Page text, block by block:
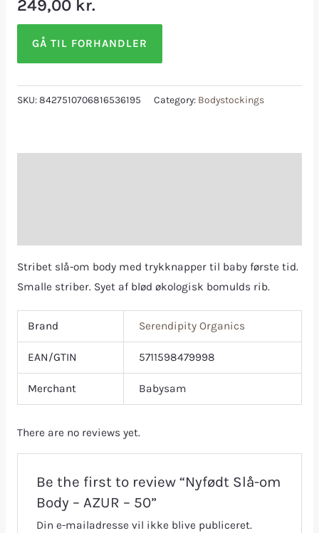
249,00 kr.
GÅ TIL FORHANDLER
SKU:8427510706816536195 Category: Bodystockings
Stribet slå-om body med trykknapper til baby første tid.
Smalle striber. Syet af blød økologisk bomulds rib.
Brand Serendipity Organics
EAN/GTIN 5711598479998
Merchant Babysam
There are no reviews yet.
Be the first to review “Nyfødt Slå-om
Body – AZUR – 50”
Din e-mailadresse vil ikke blive publiceret.